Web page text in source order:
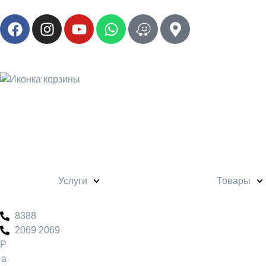
Услуги Товары
8388
2069 2069
Р
а